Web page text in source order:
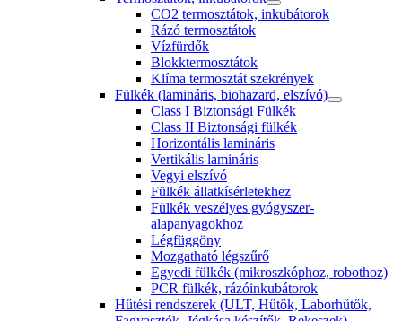
CO2 termosztátok, inkubátorok
Rázó termosztátok
Vízfürdők
Blokktermosztátok
Klíma termosztát szekrények
Fülkék (lamináris, biohazard, elszívó)
Class I Biztonsági Fülkék
Class II Biztonsági fülkék
Horizontális lamináris
Vertikális lamináris
Vegyi elszívó
Fülkék állatkísérletekhez
Fülkék veszélyes gyógyszer-
alapanyagokhoz
Légfüggöny
Mozgatható légszűrő
Egyedi fülkék (mikroszkóphoz, robothoz)
PCR fülkék, rázóinkubátorok
Hűtési rendszerek (ULT, Hűtők, Laborhűtők,